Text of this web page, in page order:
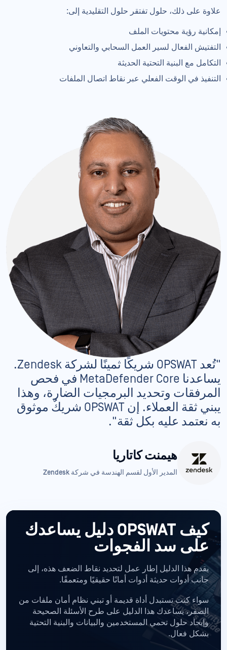
علاوة على ذلك، حلول تفتقر حلول التقليدية إلى:
إمكانية رؤية محتويات الملف
التفتيش الفعال لسير العمل السحابي والتعاوني
التكامل مع البنية التحتية الحديثة
التنفيذ في الوقت الفعلي عبر نقاط اتصال الملفات
"تُعد OPSWAT شريكًا ثمينًا لشركة Zendesk.
يساعدنا MetaDefender Core في فحص
المرفقات وتحديد البرمجيات الضارة، وهذا
يبني ثقة العملاء. إن OPSWAT شريكٌ موثوق
به نعتمد عليه بكل ثقة".
هيمنت كاتاريا
المدير الأول لقسم الهندسة في شركة Zendesk
كيف OPSWAT دليل يساعدك
على سد الفجوات
يقدم هذا الدليل إطار عمل لتحديد نقاط الضعف هذه، إلى
جانب أدوات حديثة أدوات أمانًا حقيقيًا ومتعمقًا.
سواء كنت تستبدل أداة قديمة أو تبني نظام أمان ملفات من
الصفر، يساعدك هذا الدليل على طرح الأسئلة الصحيحة
وإيجاد حلول تحمي المستخدمين والبيانات والبنية التحتية
بشكل فعال.